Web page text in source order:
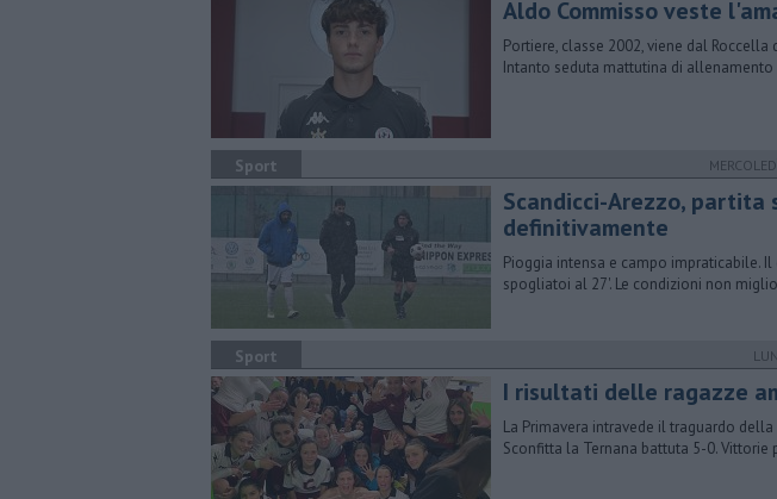
Aldo Commisso veste
Portiere, classe 2002, viene dal
Intanto seduta mattutina di
Sport
Scandicci-Arezzo, partita
definitivamente
Pioggia intensa e campo impraticabile.
spogliatoi al 27'. Le condizioni non
Sport
I risultati delle ragazze
La Primavera intravede il traguardo
Sconfitta la Ternana battuta 5-0. Vittorie